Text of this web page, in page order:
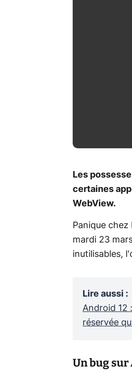
Les
certaines
WebView.
Panique
mardi 23
inutilisables,
Lire aussi :
Android 12
réservée
Un bug